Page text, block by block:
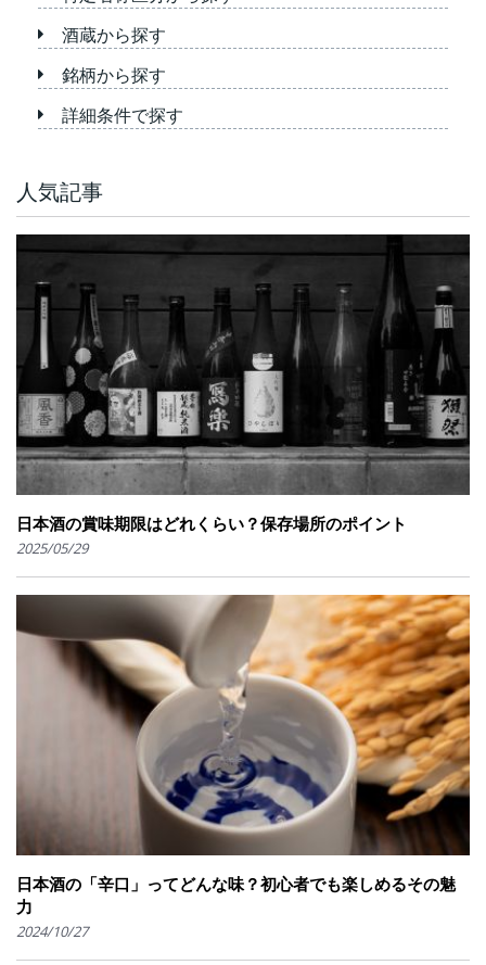
酒蔵から探す
銘柄から探す
詳細条件で探す
人気記事
日本酒の賞味期限はどれくらい？保存場所のポイント
2025/05/29
日本酒の「辛口」ってどんな味？初心者でも楽しめるその魅
力
2024/10/27